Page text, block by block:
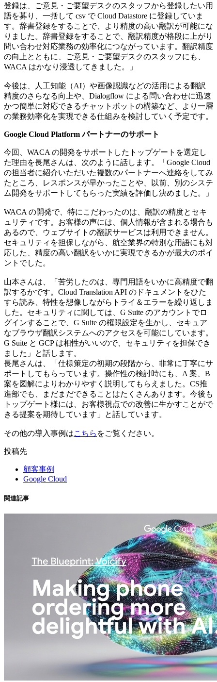
登録は、ご意見・ご要望デスクのスタッフから登録したい用
語を募り、一括して csv で Cloud Datastore に登録していま
す。辞書登録をすることで、より精度の高い翻訳が可能にな
りました。辞書登録をすることで、翻訳精度が格段に上がり
問い合わせ対応業務の効率化につながっています。翻訳精度
の向上とともに、ご意見・ご要望デスクのスタッフにも、
WACA はかなり浸透してきました。」
今後は、人工知能（AI）や画像認識などの活用による翻訳
精度のさらなる向上や、Dialogflow による問い合わせに迅速
かつ簡単に対応できるチャットボットの構築など、より一層
の業務効率化を実現できる仕組みを検討していく予定です。
Google Cloud Platform パートナーのサポート
今回、WACA の開発をサポートしたトップゲートを選定し
た理由を長尾さんは、次のように話します。「Google Cloud
の担当者に紹介いただいた複数のパートナーへ連絡をしてみ
たところ、レスポンスが早かったことや、以前、別のシステ
ム開発をサポートしてもらった実績を評価し決めました。」
WACA の開発で、特にこだわったのは、翻訳の精度とセキ
ュリティです。お客様の声には、個人情報が含まれる場合も
あるので、ウェブサイトの翻訳サービスは利用できません。
セキュリティを担保しながら、航空業界の特別な用語にも対
応した、精度の高い翻訳をいかに実現できるかが最大のポイ
ントでした。
山本さんは、「苦労したのは、専門用語をいかに高精度で翻
訳するかです。Cloud Translation API のドキュメントをひた
すら読み、特性を想像しながらトライ＆エラーを繰り返しま
した。セキュリティに関しては、G Suite のアカウントでロ
グインすることで、G Suite の権限設定を生かし、セキュア
なブラウザ翻訳システムへのアクセスを可能にしています。
G Suite と GCP は相性がいいので、セキュリティを担保でき
ました」と話します。
長尾さんは、「仕様策定の初期の段階から、非常に丁寧にサ
ポートしてもらっています。操作性の検討時にも、A 案、B
案を図解によりわかりやすく説明してもらえました。CS推
進部でも、まだまだできることはたくさんあります。今後も
トップゲート様には、お客様視点での改善に生かすことがで
きる提案を期待しています」と話しています。
その他の導入事例はこちら をご覧ください。
投稿先
顧客事例
Google Cloud
関連記事